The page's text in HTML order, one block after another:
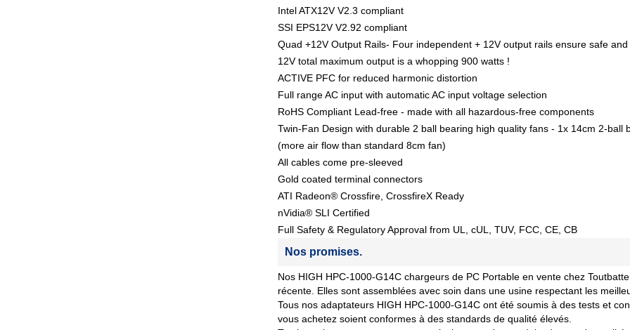
Intel ATX12V V2.3 compliant
SSI EPS12V V2.92 compliant
Quad +12V Output Rails- Four independent + 12V output rails ensure safe
12V total maximum output is a whopping 900 watts !
ACTIVE PFC for reduced harmonic distortion
Full range AC input with automatic AC input voltage selection
RoHS Compliant Lead-free - made with all hazardous-free components
Twin-Fan Design with durable 2 ball bearing high quality fans - 1x 14cm 2-
(more air flow than standard 8cm fan)
All cables come pre-sleeved
Gold coated terminal connectors
ATI Radeon® Crossfire, CrossfireX Ready
nVidia® SLI Certified
Full Safety & Regulatory Approval from UL, cUL, TUV, FCC, CE, CB
Nos promises.
Nos HIGH HPC-1000-G14C chargeurs de PC Portable en vente chez
récente. Elles sont assemblées avec soin dans une usine respectant les
Tous nos adaptateurs HIGH HPC-1000-G14C ont été soumis à des tests et
vous achetez soient conformes à des standards de qualité élevés.